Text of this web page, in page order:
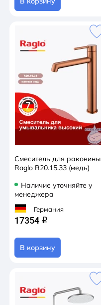
Смеситель для раковины
Raglo R20.15.33 (медь)
Наличие уточняйте у
менеджера
Германия
17354 q
В корзину